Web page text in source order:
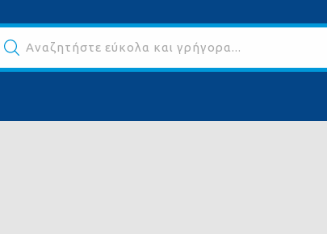
Αναζητήστε εύκολα και γρήγορα...